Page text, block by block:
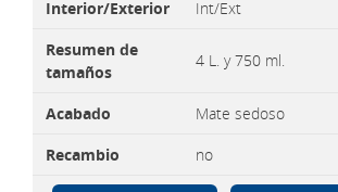
Interior/Exterior
Int/Ext
Resumen de
tamaños
4 L. y 750 ml.
Acabado
Mate sedoso
Recambio
no